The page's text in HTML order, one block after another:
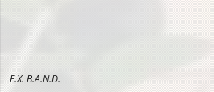
E.X. B.A.N.D.